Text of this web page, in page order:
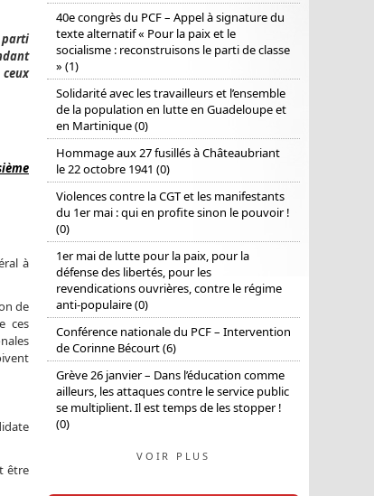
parti
à
de
ces
être
40e congrès du PCF – Appel à signature du
texte alternatif « Pour la paix et le
socialisme : reconstruisons le parti de classe
» (1)
Solidarité avec les travailleurs et l’ensemble
de la population en lutte en Guadeloupe et
en Martinique (0)
Hommage aux 27 fusillés à Châteaubriant
le 22 octobre 1941 (0)
Violences contre la CGT et les manifestants
du 1er mai : qui en profite sinon le pouvoir !
(0)
1er mai de lutte pour la paix, pour la
défense des libertés, pour les
revendications ouvrières, contre le régime
anti-populaire (0)
Conférence nationale du PCF – Intervention
de Corinne Bécourt (6)
Grève 26 janvier – Dans l’éducation comme
ailleurs, les attaques contre le service public
se multiplient. Il est temps de les stopper !
(0)
VOIR PLUS